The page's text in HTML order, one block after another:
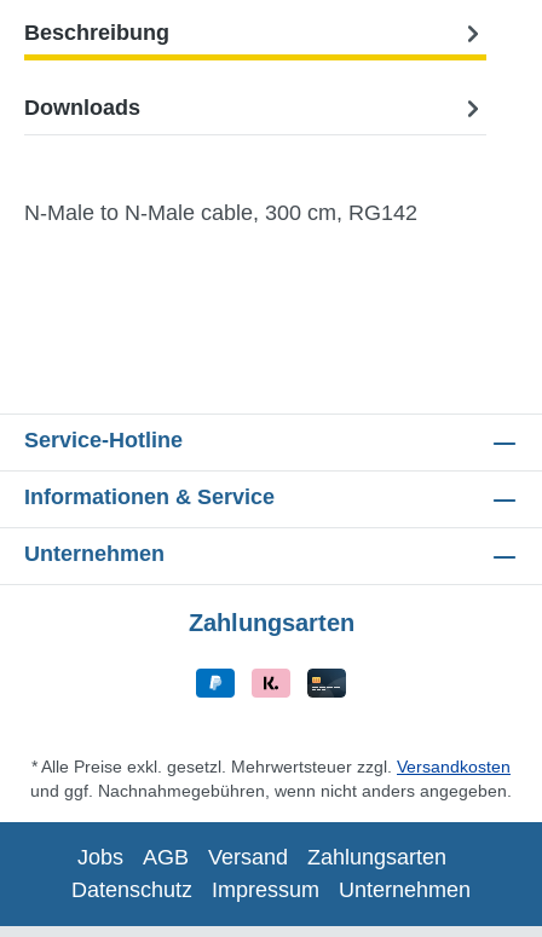
Beschreibung
Downloads
N-Male to N-Male cable, 300 cm, RG142
Service-Hotline
Informationen & Service
Unternehmen
Zahlungsarten
* Alle Preise exkl. gesetzl. Mehrwertsteuer zzgl. Versandkosten
und ggf. Nachnahmegebühren, wenn nicht anders angegeben.
Jobs AGB Versand
Zahlungsarten
Datenschutz
Impressum Unternehmen